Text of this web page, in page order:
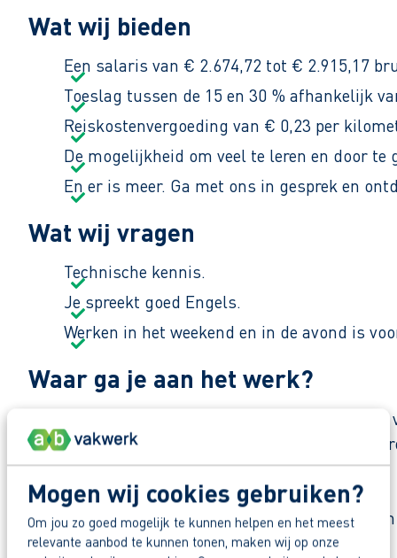
Mogen wij cookies gebruiken?
Om jou zo goed mogelijk te kunnen helpen en het meest
relevante aanbod te kunnen tonen, maken wij op onze
Controleren van de producten.
Meewerken aan de productie.
Zorgen voor een schone en nette lijn.
Het bedrijf is 365 dagen per jaar geopend.
werkt dan van 06.00 tot 15.00 of van 15.00 tot
Wat wij bieden
Een salaris van € 2.674,72 tot € 2.915,17
Toeslag tussen de 15 en 30 % afhankelijk
Reiskostenvergoeding van € 0,23 per
De mogelijkheid om veel te leren en door
En er is meer. Ga met ons in gesprek en
Wat wij vragen
Technische kennis.
Je spreekt goed Engels.
Werken in het weekend en in de avond is
Waar ga je aan het werk?
Je werkt bij een groot bedrijf dat dagelijks
maaltijden. Deze producten liggen elke dag bij
last‑minute bestellingen.
Samen met collega’s werk je aan kwaliteit en